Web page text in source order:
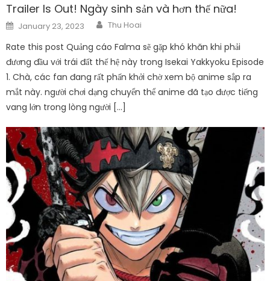
Trailer Is Out! Ngày sinh sản và hơn thế nữa!
Posted
on
January 23, 2023 Author
Thu Hoai
Rate this post Quảng cáo Falma sẽ gặp khó khăn khi phải
đương đầu với trái đất thế hệ này trong Isekai Yakkyoku Episode
1. Chà, các fan đang rất phấn khởi chờ xem bộ anime sắp ra
mắt này. người chơi dạng chuyển thể anime đã tạo được tiếng
vang lớn trong lòng người […]